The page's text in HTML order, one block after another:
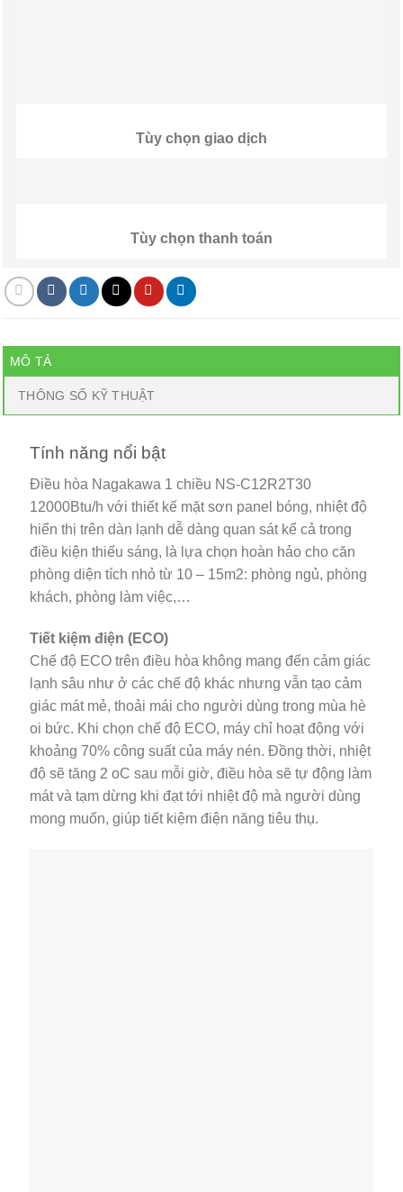
Tùy chọn giao dịch
Tùy chọn thanh toán
MÔ TẢ
THÔNG SỐ KỸ THUẬT
Tính năng nổi bật
Điều hòa Nagakawa 1 chiều NS-C12R2T30
12000Btu/h với thiết kế mặt sơn panel bóng, nhiệt độ
hiển thị trên dàn lạnh dễ dàng quan sát kể cả trong
điều kiện thiếu sáng, là lựa chọn hoàn hảo cho căn
phòng diện tích nhỏ từ 10 – 15m2: phòng ngủ, phòng
khách, phòng làm việc,…
Tiết kiệm điện (ECO)
Chế độ ECO trên điều hòa không mang đến cảm giác
lạnh sâu như ở các chế độ khác nhưng vẫn tạo cảm
giác mát mẻ, thoải mái cho người dùng trong mùa hè
oi bức. Khi chọn chế độ ECO, máy chỉ hoạt động với
khoảng 70% công suất của máy nén. Đồng thời, nhiệt
độ sẽ tăng 2 oC sau mỗi giờ, điều hòa sẽ tự động làm
mát và tạm dừng khi đạt tới nhiệt độ mà người dùng
mong muốn, giúp tiết kiệm điện năng tiêu thụ.